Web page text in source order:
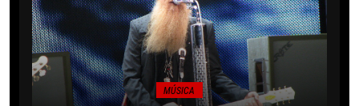
MÚSICA